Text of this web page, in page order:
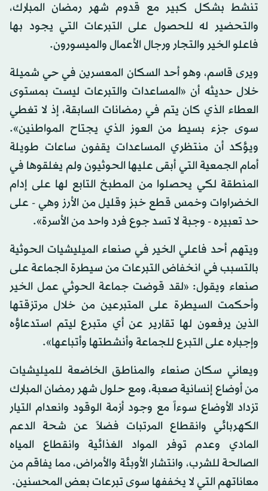
تنشط بشكل كبير مع قدوم شهر رمضان المبارك،
والتحضير له للحصول على التبرعات التي يجود بها
فاعلو الخير والتجار ورجال الأعمال والميسورون.
ويرى قاسم، وهو أحد السكان المعسرين في حي شميلة
خلال حديثه أن «المساعدات والتبرعات ليست بمستوى
العطاء الذي كان يتم في رمضانات السابقة، إذ لا تغطي
سوى جزء بسيط من العوز الذي يجتاح المواطنين».
ويؤكد أن منتظري المساعدات يقفون ساعات طويلة
أمام الجمعية التي أبقى عليها الحوثيون ولم يغلقوها في
المنطقة لكي يحصلوا من المطبخ التابع لها على إدام
الخضراوات وخمس قطع خبز وقليل من الأرز وهي - على
حد تعبيره - وجبة لا تسد جوع فرد واحد من الأسرة».
ويتهم أحد فاعلي الخير في صنعاء الميليشيات الحوثية
بالتسبب في انخفاض التبرعات من سيطرة الجماعة على
صنعاء ويقول: «لقد قوضت جماعة الحوثي عمل الخير
وأحكمت السيطرة على المتبرعين من خلال مرتزقتها
الذين يرفعون لها تقارير عن أي متبرع ليتم استدعاؤه
وإجباره على التبرع للجماعة وأنشطتها وأتباعها».
ويعاني سكان صنعاء والمناطق الخاضعة للميليشيات
من أوضاع إنسانية صعبة، ومع حلول شهر رمضان المبارك
تزداد الأوضاع سوءاً مع وجود أزمة الوقود وانعدام التيار
الكهربائي وانقطاع المرتبات فضلاً عن شحة الدعم
المادي وعدم توفر المواد الغذائية وانقطاع المياه
الصالحة للشرب، وانتشار الأوبئة والأمراض، مما يفاقم من
معاناتهم التي لا يخففها سوى تبرعات بعض المحسنين.